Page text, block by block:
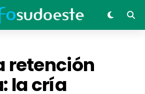
retención
la cría